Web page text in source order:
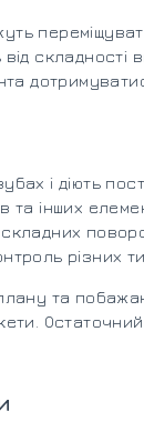
складності
і діють
та інших
різних
та